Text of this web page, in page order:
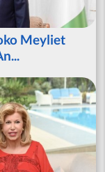
Meyliet